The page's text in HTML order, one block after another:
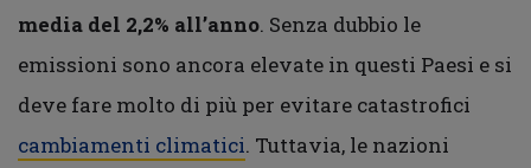
media del 2,2% all’anno. Senza dubbio le
emissioni sono ancora elevate in questi Paesi e si
deve fare molto di più per evitare catastrofici
cambiamenti climatici. Tuttavia, le nazioni